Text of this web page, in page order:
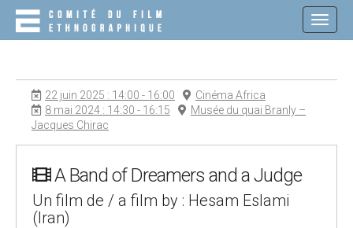
22 juin 2025 : 14:00 - 16:00
Cinéma Africa
8 mai 2024 : 14:30 - 16:15
Musée du quai Branly –
Jacques Chirac
A Band of Dreamers and a Judge
Un film de / a film by : Hesam Eslami
(Iran)